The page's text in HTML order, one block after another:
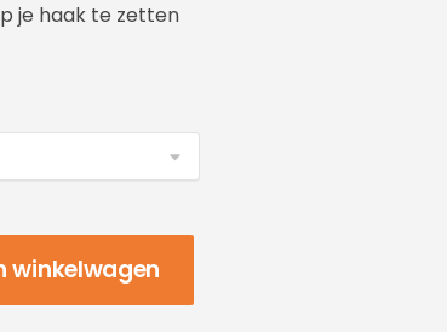
je haak te zetten
winkelwagen